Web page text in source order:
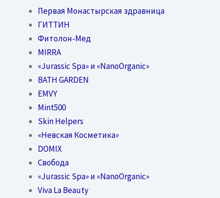
Первая Монастырская здравница
ГИТТИН
Фитолон-Мед
MIRRA
«Jurassic Spa» и «NanoOrganic»
BATH GARDEN
EMVY
Mint500
Skin Helpers
«Невская Косметика»
DOMIX
Свобода
«Jurassic Spa» и «NanoOrganic»
Viva La Beauty